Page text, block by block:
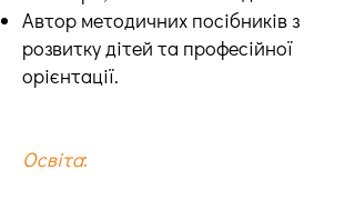
Автор методичних посібників з
розвитку дітей та професійної
орієнтації.
Освіта: